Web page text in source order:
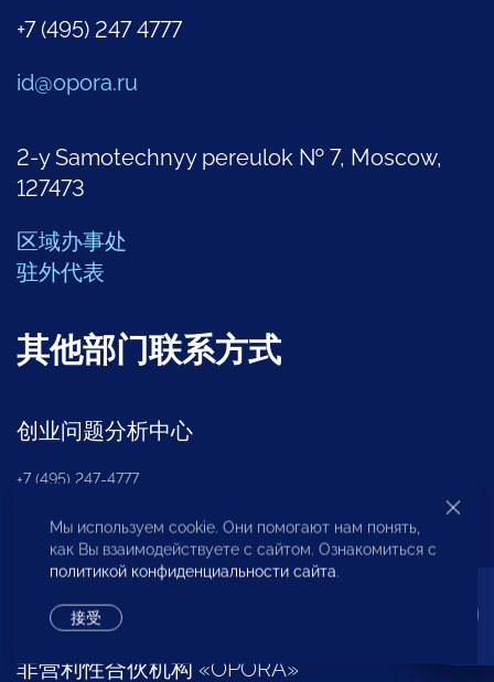
+7 (495) 247 4777
id@opora.ru
2-y Samotechnyy pereulok № 7, Moscow,
127473
区域办事处
驻外代表
其他部门联系方式
创业问题分析中心
+7 (495) 247-4777
区域发展部
非营利性合伙机构 «OPORA»
Мы используем cookie. Они помогают нам понять,
как Вы взаимодействуете с сайтом. Ознакомиться с
политикой конфиденциальности сайта.
接受